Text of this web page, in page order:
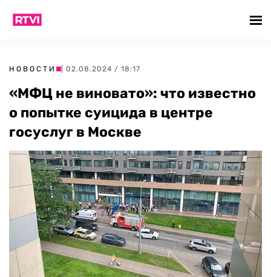
НОВОСТИ | 02.08.2024 / 18:17
«МФЦ не виновато»: что известно
о попытке суицида в центре
госуслуг в Москве